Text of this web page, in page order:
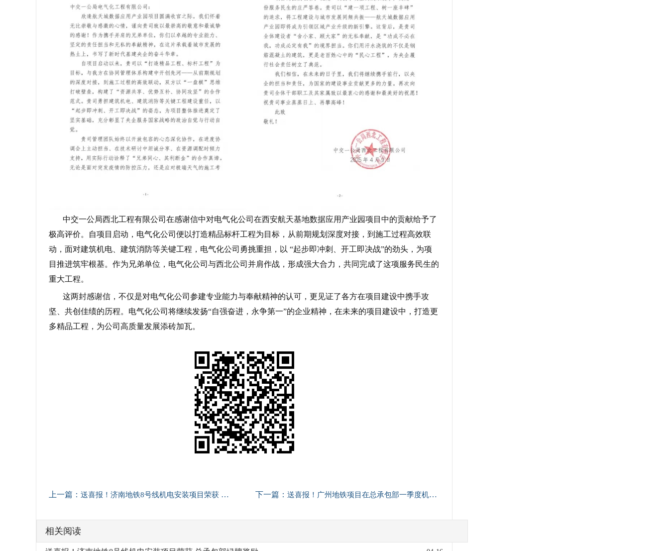
中交一公局西北工程有限公司在感谢信中对电气化公司在西安航天基地数据应用产业园项目中的贡献给予了
极高评价。自项目启动，电气化公司便以打造精品标杆工程为目标，从前期规划深度对接，到施工过程高效联
动，面对建筑机电、建筑消防等关键工程，电气化公司勇挑重担，以 “起步即冲刺、开工即决战”的劲头，为项
目推进筑牢根基。作为兄弟单位，电气化公司与西北公司并肩作战，形成强大合力，共同完成了这项服务民生的
重大工程。
这两封感谢信，不仅是对电气化公司参建专业能力与奉献精神的认可，更见证了各方在项目建设中携手攻
坚、共创佳绩的历程。电气化公司将继续发扬“自强奋进，永争第一”的企业精神，在未来的项目建设中，打造更
多精品工程，为公司高质量发展添砖加瓦。
上一篇： 送喜报！济南地铁8号线机电安装项目荣获 总承包部绿牌奖励 下一篇： 送喜报！广州地铁项目在总承包部一季度机电工程综合考评中荣获第一名
相关阅读